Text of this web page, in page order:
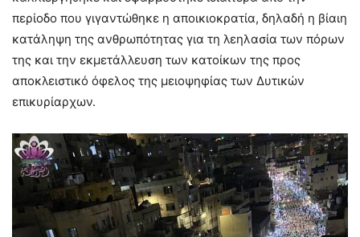
περίοδο που γιγαντώθηκε η αποικιοκρατία, δηλαδή η βίαιη
κατάληψη της ανθρωπότητας για τη λεηλασία των πόρων
της και την εκμετάλλευση των κατοίκων της προς
αποκλειστικό όφελος της μειοψηφίας των Δυτικών
επικυρίαρχων.